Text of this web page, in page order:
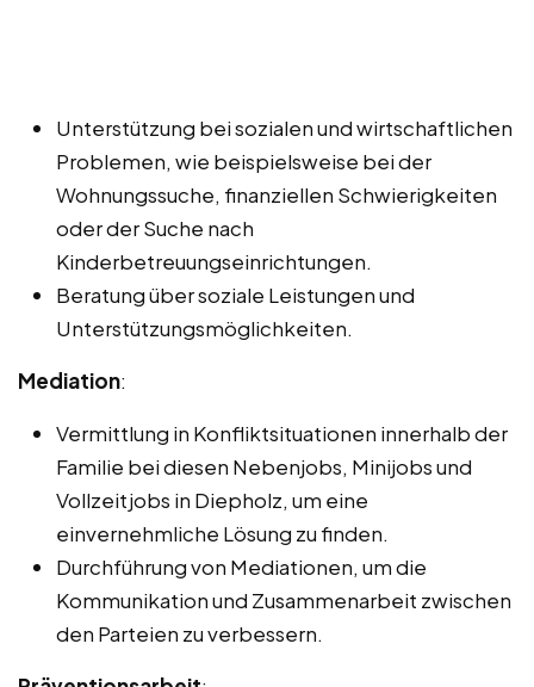
Unterstützung bei sozialen und wirtschaftlichen
Problemen, wie beispielsweise bei der
Wohnungssuche, finanziellen Schwierigkeiten
oder der Suche nach
Kinderbetreuungseinrichtungen.
Beratung über soziale Leistungen und
Unterstützungsmöglichkeiten.
Mediation:
Vermittlung in Konfliktsituationen innerhalb der
Familie bei diesen Nebenjobs, Minijobs und
Vollzeitjobs in Diepholz, um eine
einvernehmliche Lösung zu finden.
Durchführung von Mediationen, um die
Kommunikation und Zusammenarbeit zwischen
den Parteien zu verbessern.